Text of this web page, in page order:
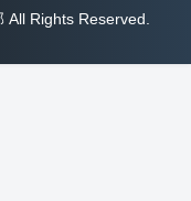
Rights Reserved.